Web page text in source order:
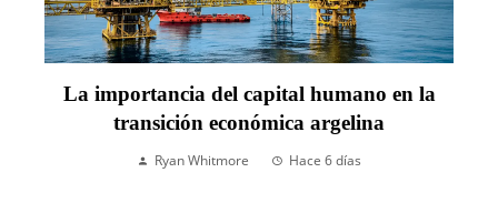
La importancia del capital humano en la
transición económica argelina
Ryan Whitmore Hace 6 días